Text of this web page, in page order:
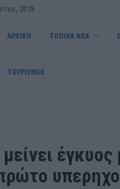
2026
ΑΡΧΙΚΗ ΤΟΠΙΚΑ ΝΕΑ
ΤΟΥΡΙΣΜΟΣ